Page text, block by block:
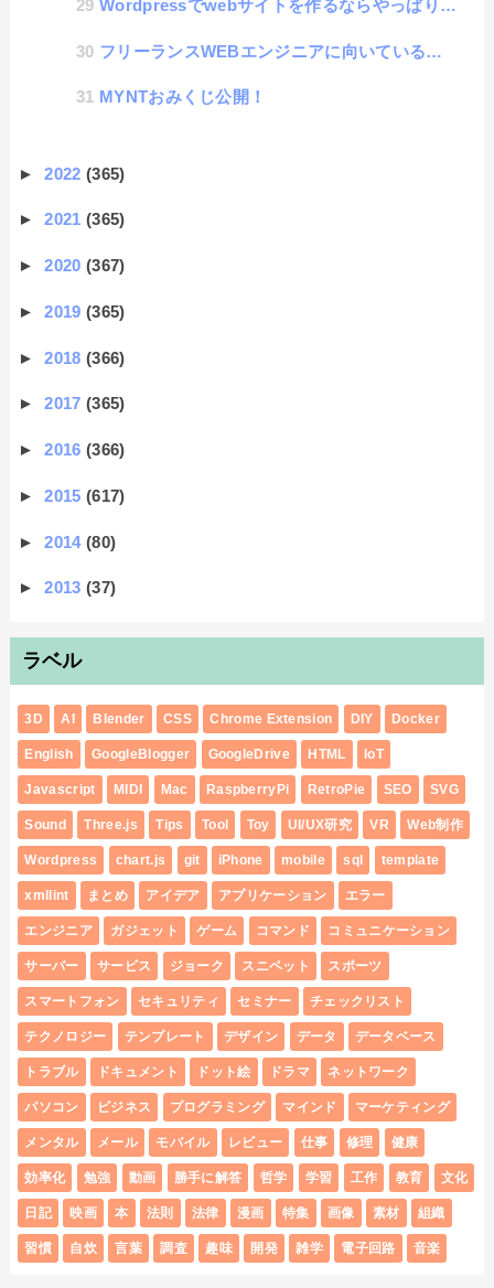
Wordpressでwebサイトを作るならやっぱり「Localwp」使うでしょ
フリーランスWEBエンジニアに向いているかチェックリスト
MYNTおみくじ公開！
►2022(365)
►2021(365)
►2020(367)
►2019(365)
►2018(366)
►2017(365)
►2016(366)
►2015(617)
►2014(80)
►2013(37)
ラベル
3D AI Blender CSS Chrome Extension DIY Docker
English GoogleBlogger GoogleDrive HTML IoT
Javascript MIDI Mac RaspberryPi RetroPie SEO SVG
Sound Three.js Tips Tool Toy UI/UX研究 VR Web制作
Wordpress chart.js git iPhone mobile sql template
xmllint まとめ アイデア アプリケーション エラー
エンジニア ガジェット ゲーム コマンド コミュニケーション
サーバー サービス ジョーク スニペット スポーツ
スマートフォン セキュリティ セミナー チェックリスト
テクノロジー テンプレート デザイン データ データベース
トラブル ドキュメント ドット絵 ドラマ ネットワーク
パソコン ビジネス プログラミング マインド マーケティング
メンタル メール モバイル レビュー 仕事 修理 健康
効率化 勉強 動画 勝手に解答 哲学 学習 工作 教育 文化
日記 映画 本 法則 法律 漫画 特集 画像 素材 組織
習慣 自炊 言葉 調査 趣味 開発 雑学 電子回路 音楽